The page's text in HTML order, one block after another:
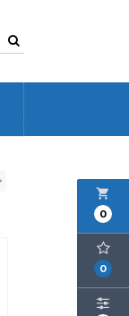
local_grocery_store
0
0